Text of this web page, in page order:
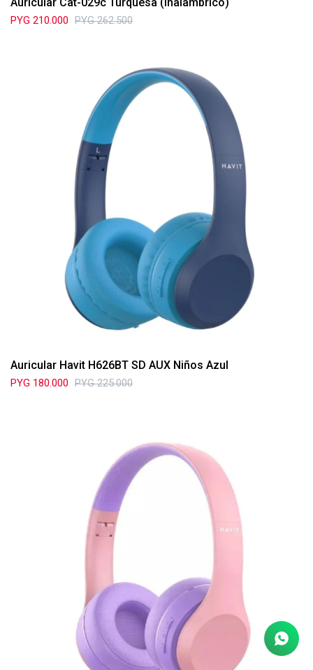
PYG 210.000 PYG 262.500
Auricular Havit H626BT SD AUX Niños Azul
PYG 180.000 PYG 225.000